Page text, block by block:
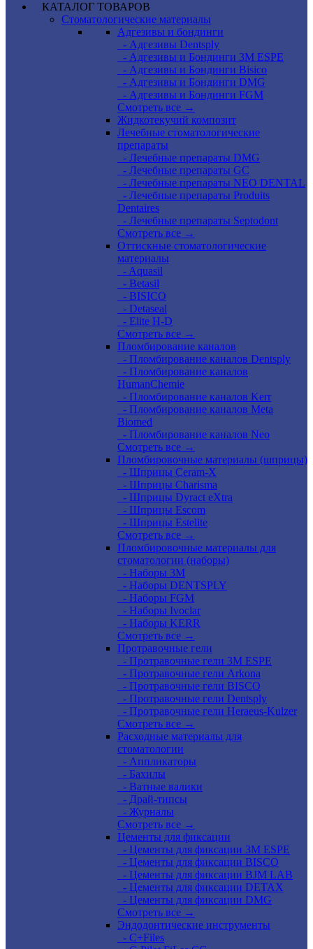
КАТАЛОГ ТОВАРОВ
Стоматологические материалы
Адгезивы и бондинги
- Адгезивы Dentsply
- Адгезивы и Бондинги 3M ESPE
- Адгезивы и Бондинги Bisico
- Адгезивы и Бондинги DMG
- Адгезивы и Бондинги FGM
Смотреть все →
Жидкотекучий композит
Лечебные стоматологические
препараты
- Лечебные препараты DMG
- Лечебные препараты GC
- Лечебные препараты NEO DENTAL
- Лечебные препараты Produits
Dentaires
- Лечебные препараты Septodont
Смотреть все →
Оттискные стоматологические
материалы
- Aquasil
- Betasil
- BISICO
- Detaseal
- Elite H-D
Смотреть все →
Пломбирование каналов
- Пломбирование каналов Dentsply
- Пломбирование каналов
HumanChemie
- Пломбирование каналов Kerr
- Пломбирование каналов Meta
Biomed
- Пломбирование каналов Neo
Смотреть все →
Пломбировочные материалы (шприцы)
- Шприцы Ceram-X
- Шприцы Charisma
- Шприцы Dyract eXtra
- Шприцы Escom
- Шприцы Estelite
Смотреть все →
Пломбировочные материалы для
стоматологии (наборы)
- Наборы 3М
- Наборы DENTSPLY
- Наборы FGM
- Наборы Ivoclar
- Наборы KERR
Смотреть все →
Протравочные гели
- Протравочные гели 3М ESPE
- Протравочные гели Arkona
- Протравочные гели BISCO
- Протравочные гели Dentsply
- Протравочные гели Heraeus-Kulzer
Смотреть все →
Расходные материалы для
стоматологии
- Аппликаторы
- Бахилы
- Ватные валики
- Драй-типсы
- Журналы
Смотреть все →
Цементы для фиксации
- Цементы для фиксации 3M ESPE
- Цементы для фиксации BISCO
- Цементы для фиксации BJM LAB
- Цементы для фиксации DETAX
- Цементы для фиксации DMG
Смотреть все →
Эндодонтические инструменты
- C+Files